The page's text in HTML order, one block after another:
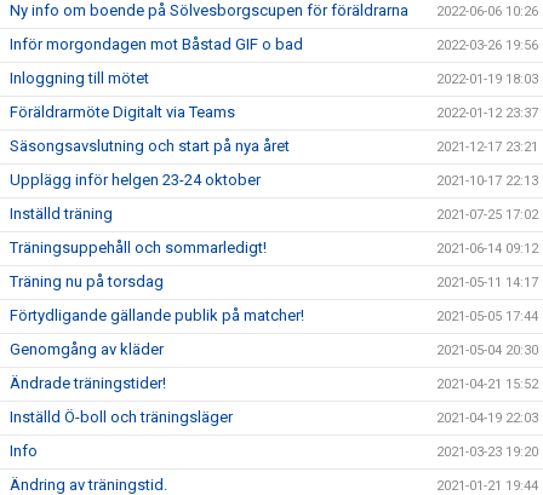
Ny info om boende på Sölvesborgscupen för föräldrarna 2022-06-06 10:26
Inför morgondagen mot Båstad GIF o bad 2022-03-26 19:56
Inloggning till mötet 2022-01-19 18:03
Föräldrarmöte Digitalt via Teams 2022-01-12 23:37
Säsongsavslutning och start på nya året 2021-12-17 23:21
Upplägg inför helgen 23-24 oktober 2021-10-17 22:13
Inställd träning 2021-07-25 17:02
Träningsuppehåll och sommarledigt! 2021-06-14 09:12
Träning nu på torsdag 2021-05-11 14:17
Förtydligande gällande publik på matcher! 2021-05-05 17:44
Genomgång av kläder 2021-05-04 20:30
Ändrade träningstider! 2021-04-21 15:52
Inställd Ö-boll och träningsläger 2021-04-19 22:03
Info 2021-03-23 19:20
Ändring av träningstid. 2021-01-21 19:44